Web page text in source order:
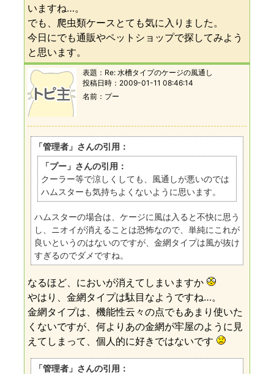
いますね…。
でも、爬虫類ケースとても気に入りました。
今日にでも通販やペットショップで探してみよう
と思います。
表題： Re: 水槽タイプのケージの風通し
投稿日時： 2009-01-11 08:46:14
名前
プー
「管理者」さんの引用：
「プー」さんの引用：
クーラー等で涼しくしても、風通しが悪いのでは
ハムスターも気持ちよくないように思います。
ハムスターの場合は、ケージに風は入ると不快に思う
し、ニオイが消えることは恐怖なので、単純にこれが
良いというのはないのですが、金網タイプは風が抜け
すぎるのでダメですね。
なるほど、においが消えてしまいますか
やはり、金網タイプは駄目なようですね…。
金網タイプは、機能性云々の点でもあまり使いた
くないですが、何よりあの金網が牢屋のように見
えてしまって、個人的に好きではないです
「管理者」さんの引用：